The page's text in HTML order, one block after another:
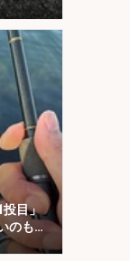
投目」
のも